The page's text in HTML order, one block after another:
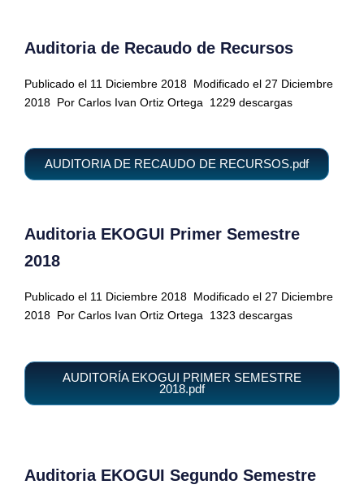
Auditoria de Recaudo de Recursos
Publicado el 11 Diciembre 2018 Modificado el 27 Diciembre
2018 Por Carlos Ivan Ortiz Ortega 1229 descargas
AUDITORIA DE RECAUDO DE RECURSOS.pdf
Auditoria EKOGUI Primer Semestre
2018
Publicado el 11 Diciembre 2018 Modificado el 27 Diciembre
2018 Por Carlos Ivan Ortiz Ortega 1323 descargas
AUDITORÍA EKOGUI PRIMER SEMESTRE
2018.pdf
Auditoria EKOGUI Segundo Semestre